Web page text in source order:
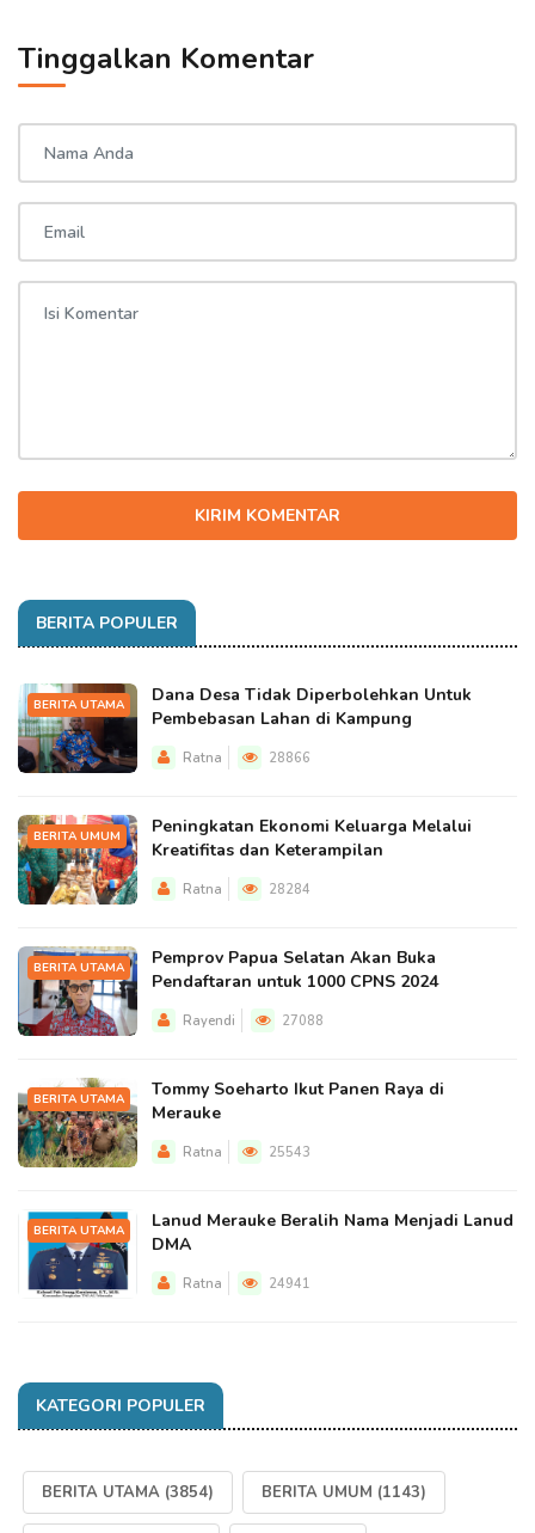
Tinggalkan Komentar
KIRIM KOMENTAR
BERITA POPULER
BERITA UTAMA
Dana Desa Tidak Diperbolehkan Untuk
Pembebasan Lahan di Kampung
Ratna 28866
BERITA UMUM
Peningkatan Ekonomi Keluarga Melalui
Kreatifitas dan Keterampilan
Ratna 28284
BERITA UTAMA
Pemprov Papua Selatan Akan Buka
Pendaftaran untuk 1000 CPNS 2024
Rayendi 27088
BERITA UTAMA
Tommy Soeharto Ikut Panen Raya di
Merauke
Ratna 25543
BERITA UTAMA
Lanud Merauke Beralih Nama Menjadi Lanud
DMA
Ratna 24941
KATEGORI POPULER
BERITA UTAMA (3854) BERITA UMUM (1143)